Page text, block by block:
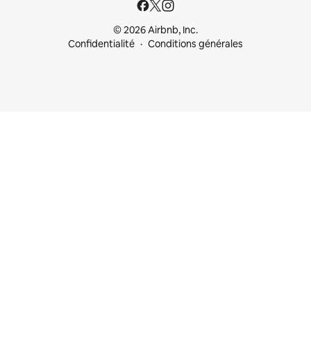
© 2026 Airbnb, Inc.
Confidentialité
Conditions générales